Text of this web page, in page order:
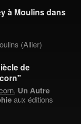
à Moulins dans
(Allier)
de
, Un Autre
aux éditions